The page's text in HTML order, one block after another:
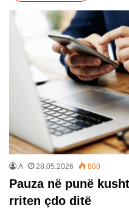
A 28.05.2026 800
Pauza në punë
rriten çdo ditë